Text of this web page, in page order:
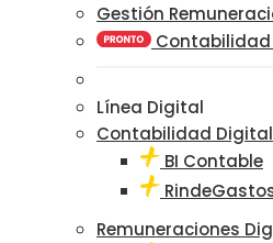
Gestión
Contabilidad
Línea Digital
Contabilidad Digital
BI Contable
Remuneraciones